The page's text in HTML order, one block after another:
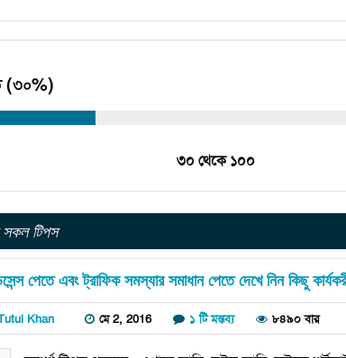
(৩০%)
৩০ থেকে ১০০
টিপস
পেতে এবং ট্রাফিক সমস্যার সমাধান পেতে দেখে নিন কিছু
Khan মে 2, 2016 ১ টি মন্তব্য ৮৪৯০ বার